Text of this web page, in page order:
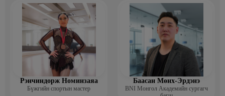
Рэнчиндорж Номинзаяа
Бүжгийн спортын мастер
Баасан Мөнх-Эрдэнэ
BNI Монгол Академийн сургагч